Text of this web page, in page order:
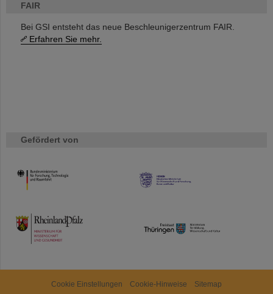
FAIR
Bei GSI entsteht das neue Beschleunigerzentrum FAIR.
Erfahren Sie mehr.
Gefördert von
HMWK
TMWWDG
Cookie Einstellungen Cookie-Hinweise Sitemap